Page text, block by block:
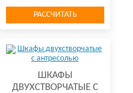
РАССЧИТАТЬ
ШКАФЫ
ДВУХСТВОРЧАТЫЕ С